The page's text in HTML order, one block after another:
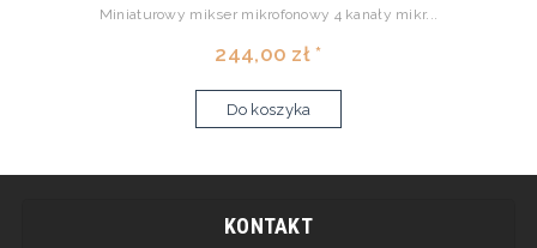
Miniaturowy mikser mikrofonowy 4 kanały mikr...
244,00 zł *
Do koszyka
KONTAKT